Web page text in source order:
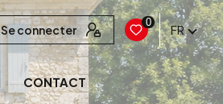
Se connecter
0
FR
CONTACT